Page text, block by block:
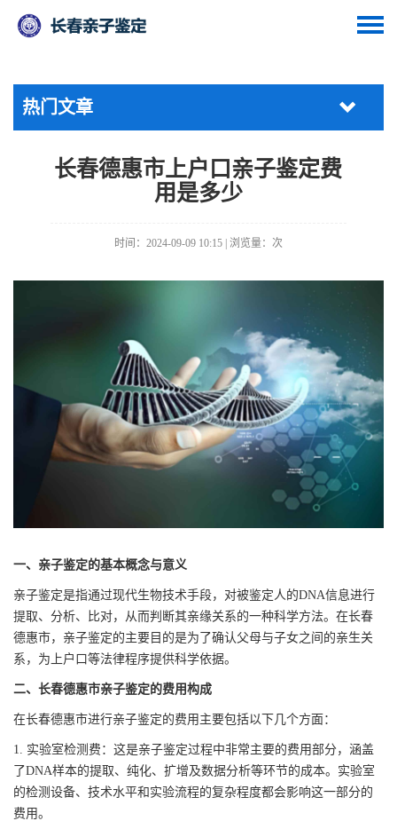
热门文章
长春德惠市上户口亲子鉴定费
用是多少
时间：2024-09-09 10:15 | 浏览量： 次
一、亲子鉴定的基本概念与意义
亲子鉴定是指通过现代生物技术手段，对被鉴定人的DNA信息进行
提取、分析、比对，从而判断其亲缘关系的一种科学方法。在长春
德惠市，亲子鉴定的主要目的是为了确认父母与子女之间的亲生关
系，为上户口等法律程序提供科学依据。
二、长春德惠市亲子鉴定的费用构成
在长春德惠市进行亲子鉴定的费用主要包括以下几个方面：
1. 实验室检测费：这是亲子鉴定过程中非常主要的费用部分，涵盖
了DNA样本的提取、纯化、扩增及数据分析等环节的成本。实验室
的检测设备、技术水平和实验流程的复杂程度都会影响这一部分的
费用。